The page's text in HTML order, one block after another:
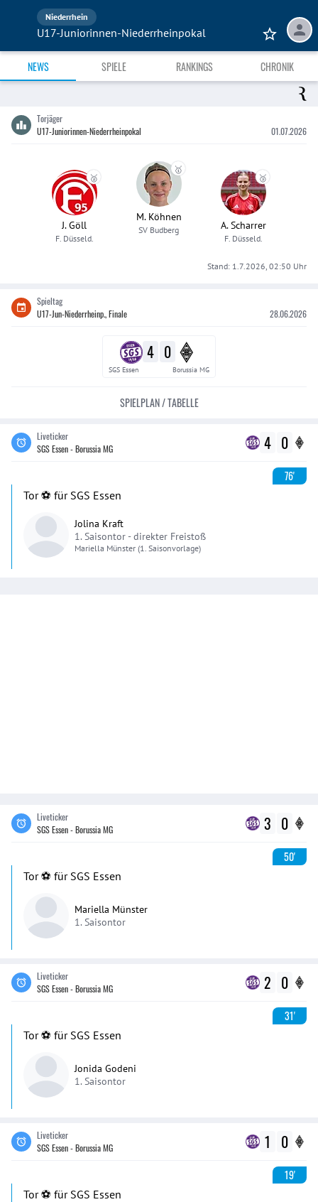
Niederrhein
U17-Juniorinnen-Niederrheinpokal
NEWS SPIELE RANKINGS CHRONIK
Torjäger
U17-Juniorinnen-Niederrheinpokal
01.07.2026
🥈
J. Göll
F. Düsseld.
🥇
M. Köhnen
SV Budberg
🥉
A. Scharrer
F. Düsseld.
Stand: 1.7.2026, 02:50 Uhr
Spieltag
U17-Jun-Niederrheinp., Finale
28.06.2026
4 0
SGS Essen Borussia MG
SPIELPLAN / TABELLE
Liveticker
SGS Essen - Borussia MG
4 0
76'
Tor ⚽️ für SGS Essen
Jolina Kraft
1. Saisontor -direkter Freistoß
Mariella Münster (1. Saisonvorlage)
Liveticker
SGS Essen - Borussia MG
3 0
50'
Tor ⚽️ für SGS Essen
Mariella Münster
1. Saisontor
Liveticker
SGS Essen - Borussia MG
2 0
31'
Tor ⚽️ für SGS Essen
Jonida Godeni
1. Saisontor
Liveticker
SGS Essen - Borussia MG
1 0
19'
Tor ⚽️ für SGS Essen